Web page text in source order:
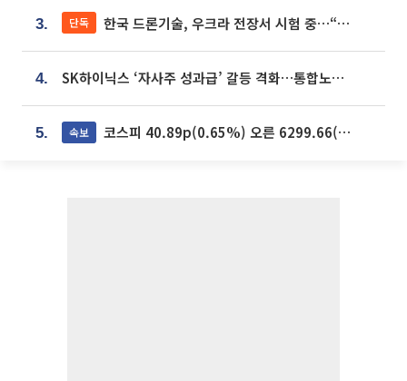
3. 단독 한국 드론기술, 우크라 전장서 시험 중…“스타트업 여러 곳 참여”
4. SK하이닉스 ‘자사주 성과급’ 갈등 격화…통합노조 출범 움직임
5. 속보 코스피 40.89p(0.65%) 오른 6299.66(마감)